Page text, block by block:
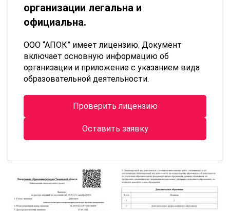
организации легальна и
официальна.
ООО “АПОК” имеет лицензию. Документ
включает основную информацию об
организации и приложение с указанием вида
образовательной деятельности.
Проверить лицензию
Оставить заявку